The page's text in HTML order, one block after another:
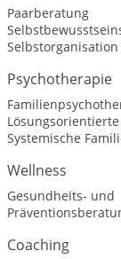
Paarberatung
Selbstorganisation
Psychotherapie
Systemische
Wellness
Gesundheits- und
Coaching